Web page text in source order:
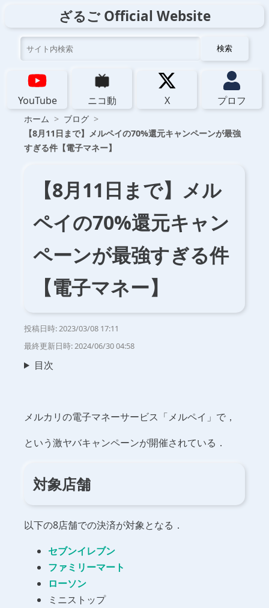
ざるご Official Website
検索
YouTube ニコ動 X プロフ
ホーム
ブログ
【8月11日まで】メルペイの70%還元キャンペーンが最強
すぎる件【電子マネー】
【8月11日まで】メル
ペイの70%還元キャン
ペーンが最強すぎる件
【電子マネー】
投稿日時:2023/03/08 17:11
最終更新日時:2024/06/30 04:58
目次
メルカリの電子マネーサービス「メルペイ」で，
という激ヤバキャンペーンが開催されている．
対象店舗
以下の8店舗での決済が対象となる．
セブンイレブン
ファミリーマート
ローソン
ミニストップ